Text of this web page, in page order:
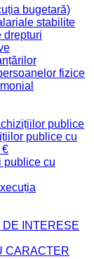
bugetară)
stabilite
drepturi
fizice
publice
publice cu
€
publice cu
DE INTERESE
CARACTER